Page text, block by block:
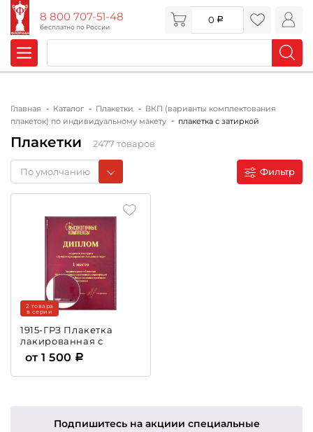
8 800 707-51-48
бесплатно по России
0
Главная Каталог Плакетки
ВКП (варианты комплектования
плакеток) по индивидуальному макету
плакетка с затиркой
Плакетки 2477 товаров
По умолчанию Фильтр
1915-ГРЗ Плакетка
лакированная с
затиркой
2 товара
в серии
от 1 500
Подпишитесь на акциии специальные